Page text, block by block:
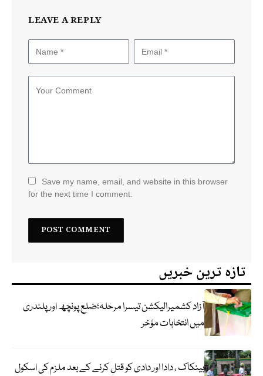
LEAVE A REPLY
Save my name, email, and website in this browser
for the next time I comment.
تازہ ترین خبریں
آزاد کشمیرالیکشن تیسرا مرحلہ؛ضلع پونچھ اور پلندری
میں انتخابات مؤخر
بینکاک ، دادا اور دادی کو قتل کرنے کے بعد ملزم کی اسکول